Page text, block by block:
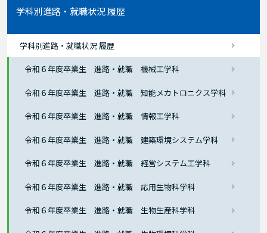
学科別進路・就職状況 履歴
学科別進路・就職状況 履歴
令和６年度卒業生 進路・就職 機械工学科
令和６年度卒業生 進路・就職 知能メカトロニクス学科
令和６年度卒業生 進路・就職 情報工学科
令和６年度卒業生 進路・就職 建築環境システム学科
令和６年度卒業生 進路・就職 経営システム工学科
令和６年度卒業生 進路・就職 応用生物科学科
令和６年度卒業生 進路・就職 生物生産科学科